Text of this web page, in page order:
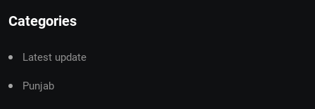
Categories
Latest update
Punjab